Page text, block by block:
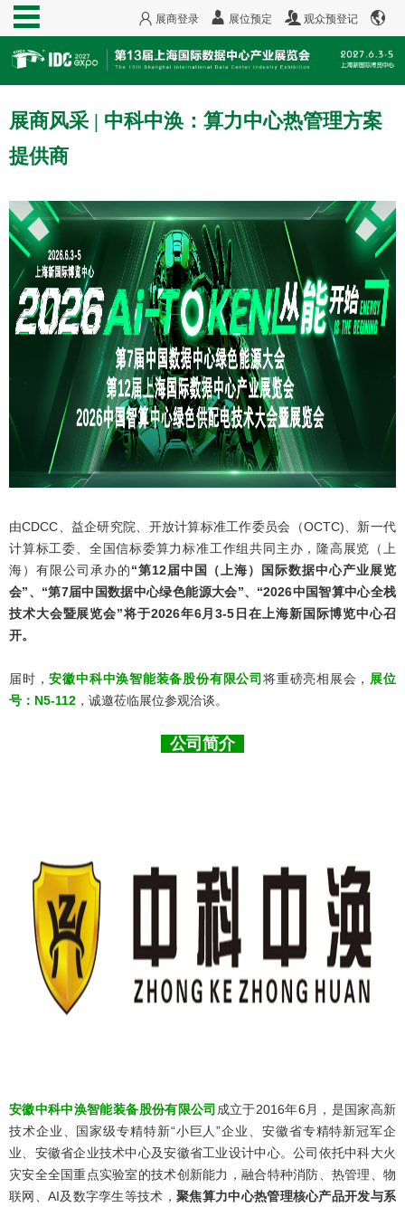
展商登录 展位预定 观众预登记
展商风采 | 中科中涣：算力中心热管理方案
提供商
由CDCC、益企研究院、开放计算标准工作委员会（OCTC)、新一代
计算标工委、全国信标委算力标准工作组共同主办，隆高展览（上
海）有限公司承办的“第12届中国（上海）国际数据中心产业展览
会”、“第7届中国数据中心绿色能源大会”、“2026中国智算中心全栈
技术大会暨展览会”将于2026年6月3-5日在上海新国际博览中心召
开。
届时，安徽中科中涣智能装备股份有限公司 将重磅亮相展会， 展位
号：N5-112 ，诚邀莅临展位参观洽谈。
公司简介
安徽中科中涣智能装备股份有限公司 成立于2016年6月，是国家高新
技术企业、国家级专精特新“小巨人”企业、安徽省专精特新冠军企
业、安徽省企业技术中心及安徽省工业设计中心。公司依托中科大火
灾安全全国重点实验室的技术创新能力，融合特种消防、热管理、物
联网、AI及数字孪生等技术，聚焦算力中心热管理核心产品开发与系